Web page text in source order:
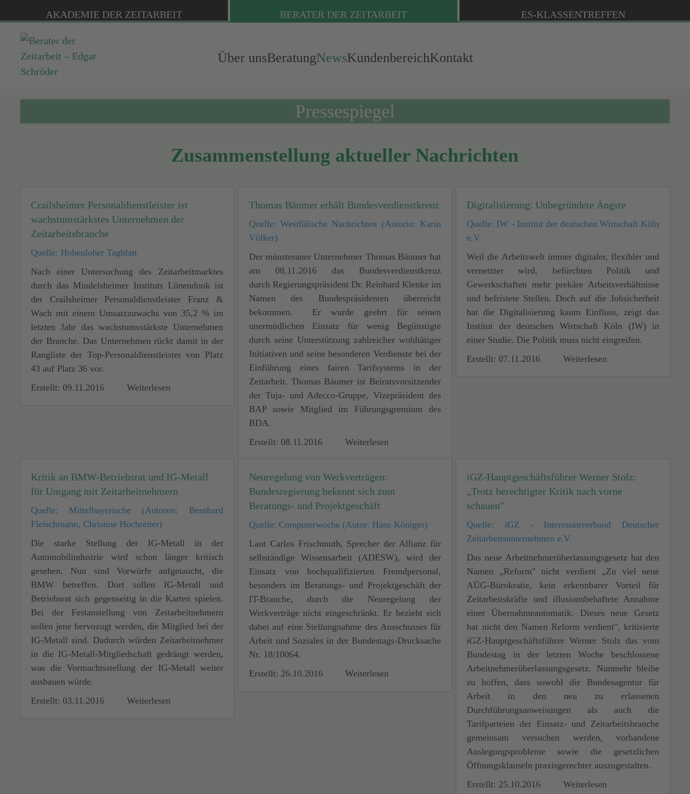
AKADEMIE DER ZEITARBEIT BERATER DER ZEITARBEIT ES-KLASSEN­TREFFEN
Über unsBeratungNewsKundenbereichKontakt
Pressespiegel
Zusammenstellung aktueller Nachrichten
Crailsheimer Personaldienstleister ist
wachstumstärkstes Unternehmen der
Zeitarbeitsbranche
Quelle: Hohenloher Tagblatt
Nach einer Untersuchung des Zeitarbeitmarktes
durch das Mindelsheimer Instituts Lünendonk ist
der Crailsheimer Personaldienstleister Franz &
Wach mit einem Umsatzzuwachs von 35,2 % im
letzten Jahr das wachstumsstärkste Unternehmen
der Branche. Das Unternehmen rückt damit in der
Rangliste der Top-Personaldienstleister von Platz
43 auf Platz 36 vor.
Erstellt: 09.11.2016
Weiterlesen
Thomas Bäumer erhält Bundesverdienstkreuz
Quelle: Westfälische Nachrichten (Autorin: Karin
Völker)
Der münsteraner Unternehmer Thomas Bäumer hat
am 08.11.2016 das Bundesverdienstkreuz
durch Regierungspräsident Dr. Reinhard Klenke im
Namen des Bundespräsidenten überreicht
bekommen. Er wurde geehrt für seinen
unermüdlichen Einsatz für wenig Begünstigte
durch seine Unterstützung zahlreicher wohltätiger
Initiativen und seine besonderen Verdienste bei der
Einführung eines fairen Tarifsystems in der
Zeitarbeit. Thomas Bäumer ist Beiratsvorsitzender
der Tuja- und Adecco-Gruppe, Vizepräsident des
BAP sowie Mitglied im Führungsgremium des
BDA.
Erstellt: 08.11.2016
Weiterlesen
Digitalisierung: Unbegründete Ängste
Quelle: IW - Institut der deutschen Wirtschaft Köln
e.V.
Weil die Arbeitswelt immer digitaler, flexibler und
vernetzter wird, befürchten Politik und
Gewerkschaften mehr prekäre Arbeitsverhältnisse
und befristete Stellen. Doch auf die Jobsicherheit
hat die Digitalisierung kaum Einfluss, zeigt das
Institut der deutschen Wirtschaft Köln (IW) in
einer Studie. Die Politik muss nicht eingreifen.
Erstellt: 07.11.2016
Weiterlesen
Kritik an BMW-Betriebsrat und IG-Metall
für Umgang mit Zeitarbeitnehmern
Quelle: Mittelbayerische (Autoren: Bernhard
Fleischmann, Christine Hochreiter)
Die starke Stellung der IG-Metall in der
Automobilindustrie wird schon länger kritisch
gesehen. Nun sind Vorwürfe aufgetaucht, die
BMW betreffen. Dort sollen IG-Metall und
Betriebsrat sich gegenseitig in die Karten spielen.
Bei der Festanstellung von Zeitarbeitnehmern
sollen jene bervozugt werden, die Mitglied bei der
IG-Metall sind. Dadurch würden Zeitarbeitnehmer
in die IG-Metall-Mitgliedschaft gedrängt werden,
was die Vormachtsstellung der IG-Metall weiter
ausbauen würde.
Erstellt: 03.11.2016
Weiterlesen
Neuregelung von Werkverträgen:
Bundesregierung bekennt sich zum
Beratungs- und Projektgeschäft
Quelle: Computerwoche (Autor: Hans Königes)
Laut Carlos Frischmuth, Sprecher der Allianz für
selbständige Wissensarbeit (ADESW), wird der
Einsatz von hochqualifizierten Fremdpersonal,
besonders im Beratungs- und Projektgeschäft der
IT-Branche, durch die Neuregelung der
Werkverträge nicht eingeschränkt. Er bezieht sich
dabei auf eine Stellungnahme des Ausschusses für
Arbeit und Soziales in der Bundestags-Drucksache
Nr. 18/10064.
Erstellt: 26.10.2016
Weiterlesen
iGZ-Hauptgeschäftsführer Werner Stolz:
„Trotz berechtigter Kritik nach vorne
schauen"
Quelle: iGZ - Interessenverband Deutscher
Zeitarbeitsunternehmen e.V.
Das neue Arbeitnehmerüberlassungsgesetz hat den
Namen „Reform" nicht verdient „Zu viel neue
AÜG-Bürokratie, kein erkennbarer Vorteil für
Zeitarbeitskräfte und illusionsbehaftete Annahme
einer Übernahmeautomatik. Dieses neue Gesetz
hat nicht den Namen Reform verdient", kritisierte
iGZ-Hauptgeschäftsführer Werner Stolz das vom
Bundestag in der letzten Woche beschlossene
Arbeitnehmerüberlassungsgesetz. Nunmehr bleibe
zu hoffen, dass sowohl die Bundesagentur für
Arbeit in den neu zu erlassenen
Durchführungsanweisungen als auch die
Tarifparteien der Einsatz- und Zeitarbeitsbranche
gemeinsam versuchen werden, vorhandene
Auslegungsprobleme sowie die gesetzlichen
Öffnungsklauseln praxisgerechter auszugestalten.
Erstellt: 25.10.2016
Weiterlesen